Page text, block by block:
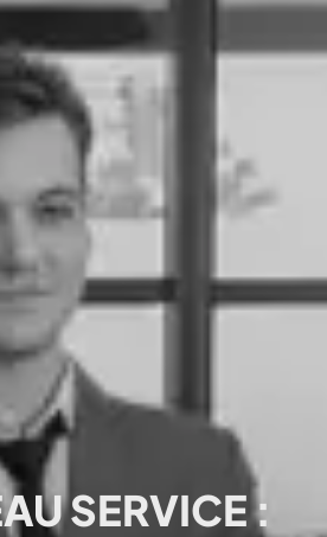
SERVICE :